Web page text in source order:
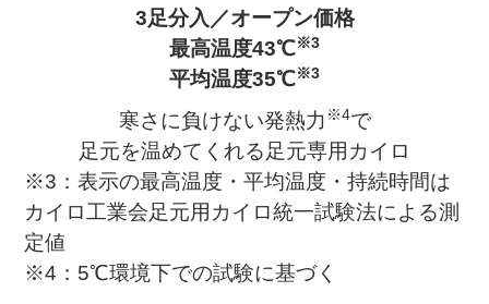
3足分入／オープン価格
最高温度43℃※3
平均温度35℃※3
寒さに負けない発熱力 ※4で
足元を温めてくれる足元専用カイロ
※3：表示の最高温度・平均温度・持続時間は
カイロ工業会足元用カイロ統一試験法による測
定値
※4：5℃環境下での試験に基づく